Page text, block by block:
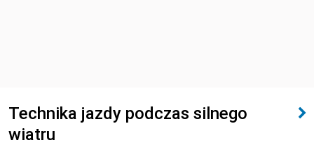
Technika jazdy podczas silnego
wiatru